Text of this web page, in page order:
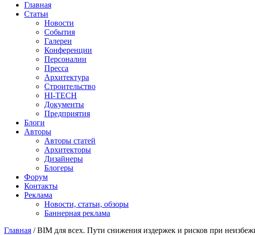
Главная
Статьи
Новости
События
Галереи
Конференции
Персоналии
Пресса
Архитектура
Строительство
HI-TECH
Документы
Предприятия
Блоги
Авторы
Авторы статей
Архитекторы
Дизайнеры
Блогеры
Форум
Контакты
Реклама
Новости, статьи, обзоры
Баннерная реклама
Главная / BIM для всех. Пути снижения издержек и рисков при